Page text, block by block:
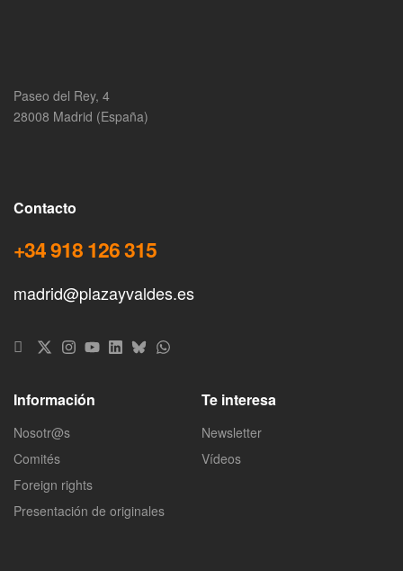
Paseo del Rey, 4
28008 Madrid (España)
Contacto
+34 918 126 315
madrid@plazayvaldes.es
Información
Nosotr@s
Comités
Foreign rights
Presentación de originales
Te interesa
Newsletter
Vídeos